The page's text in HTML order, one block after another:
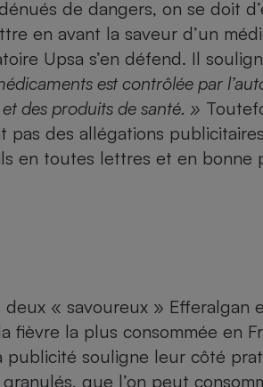
de dangers, on se doit
en avant la saveur d’un
Upsa s’en défend. Il
est contrôlée par
des produits de santé. »
pas des allégations
en toutes lettres et en
« savoureux » Efferalgan
fièvre la plus consommée en
publicité souligne leur côté
que l’on peut
Plaque de cuisson à
induction
Téléphone mobile -
Smartphone